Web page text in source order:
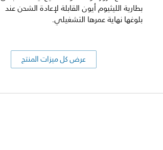
بطارية الليثيوم أيون القابلة لإعادة الشحن عند
بلوغها نهاية عمرها التشغيلي.
عرض كل ميزات المنتج